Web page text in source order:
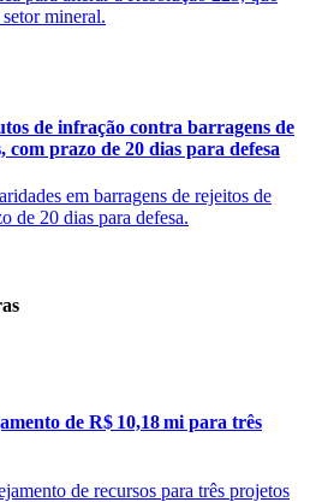
mineral.
de infração contra barragens de
com prazo de 20 dias para defesa
em barragens de rejeitos de
de 20 dias para defesa.
de R$ 10,18 mi para três
de recursos para três projetos